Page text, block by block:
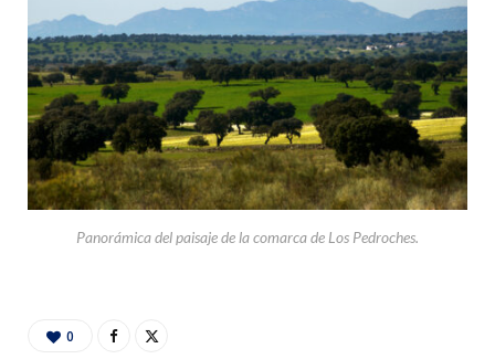
Panorámica del paisaje de la comarca de Los Pedroches.
0